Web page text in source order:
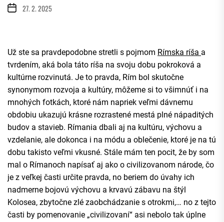
27. 2. 2025
Už ste sa pravdepodobne stretli s pojmom Rímska ríša a
tvrdením, aká bola táto ríša na svoju dobu pokroková a
kultúrne rozvinutá. Je to pravda, Rím bol skutočne
synonymom rozvoja a kultúry, môžeme si to všimnúť i na
mnohých fotkách, ktoré nám napriek veľmi dávnemu
obdobiu ukazujú krásne rozrastené mestá plné nápaditých
budov a stavieb. Rímania dbali aj na kultúru, výchovu a
vzdelanie, ale dokonca i na módu a oblečenie, ktoré je na tú
dobu takisto veľmi vkusné. Stále mám ten pocit, že by som
mal o Rímanoch napísať aj ako o civilizovanom národe, čo
je z veľkej časti určite pravda, no beriem do úvahy ich
nadmerne bojovú výchovu a krvavú zábavu na štýl
Kolosea, zbytočne zlé zaobchádzanie s otrokmi,… no z tejto
časti by pomenovanie „civilizovaní“ asi nebolo tak úplne